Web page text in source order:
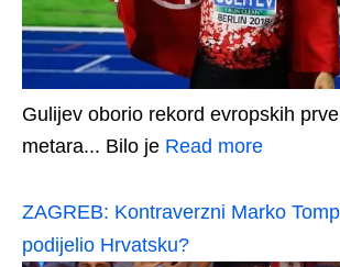
Gulijev oborio rekord evropskih
metara... Bilo je Read more
ZAGREB: Kontraverzni Marko
podijelio Hrvatsku?